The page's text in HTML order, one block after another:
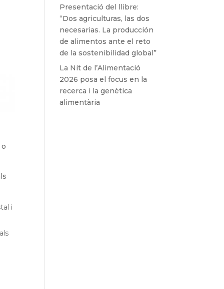
i
Presentació del llibre:
“Dos agriculturas, las dos
necesarias. La producción
de alimentos ante el reto
de la sostenibilidad global”
La Nit de l’Alimentació
2026 posa el focus en la
recerca i la genètica
alimentària